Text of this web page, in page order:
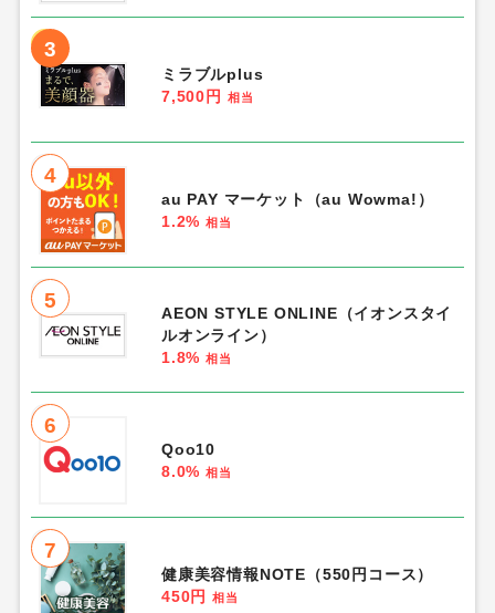
3
ミラブルplus
7,500円
相当
4
au PAY マーケット（au Wowma!）
1.2% 相当
5
AEON STYLE ONLINE（イオンスタイ
ルオンライン）
1.8% 相当
6
Qoo10
8.0% 相当
7
健康美容情報NOTE（550円コース）
450円
相当